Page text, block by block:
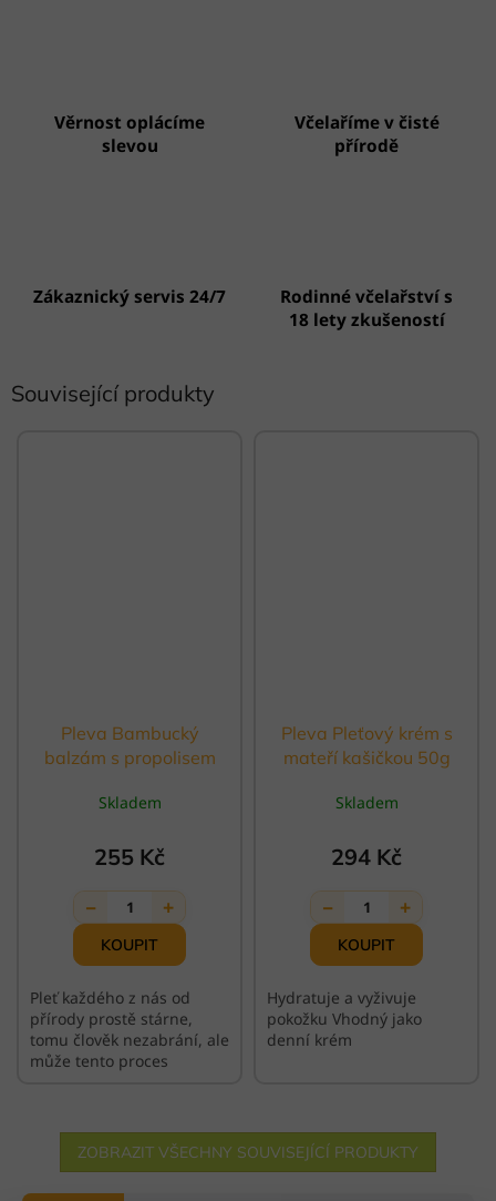
Věrnost oplácíme
slevou
Včelaříme v čisté
přírodě
Zákaznický servis 24/7
Rodinné včelařství s
18 lety zkušeností
Související produkty
Pleva Bambucký
balzám s propolisem
Skladem
255 Kč
− 1 +
Pleť každého z nás od
přírody prostě stárne,
tomu člověk nezabrání, ale
může tento proces
Pleva Pleťový krém s
mateří kašičkou 50g
Skladem
294 Kč
− 1 +
Hydratuje a vyživuje
pokožku Vhodný jako
denní krém
ZOBRAZIT VŠECHNY SOUVISEJÍCÍ PRODUKTY